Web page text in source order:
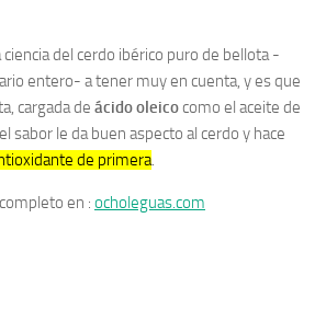
del cerdo ibérico puro de bellota -
entero- a tener muy en cuenta, y es que
cargada de ácido oleicocomo el aceite de
sabor le da buen aspecto al cerdo y hace
de primera
en : ocholeguas.com